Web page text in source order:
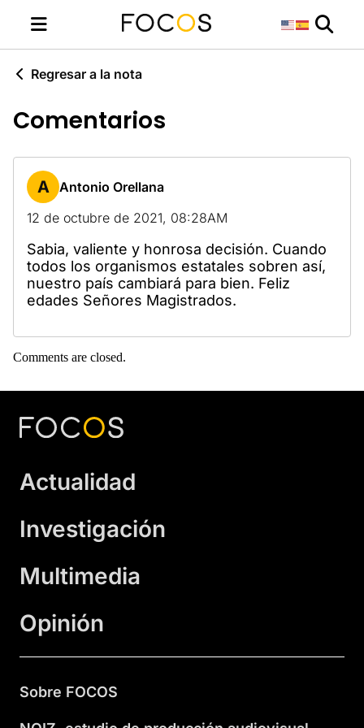
Regresar a la nota
Comentarios
A
Antonio Orellana
12 de octubre de 2021, 08:28AM
Sabia, valiente y honrosa decisión. Cuando
todos los organismos estatales sobren así,
nuestro país cambiará para bien. Feliz
edades Señores Magistrados.
Comments are closed.
Actualidad
Investigación
Multimedia
Opinión
Sobre FOCOS